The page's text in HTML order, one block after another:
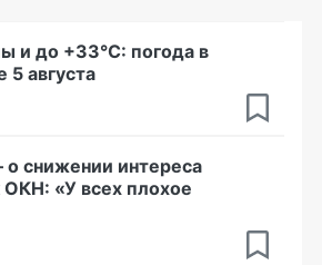
и до +33°С: погода в
5 августа
снижении интереса
ОКН: «У всех плохое